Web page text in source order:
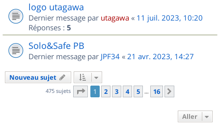
logo utagawa
Dernier message par utagawa « 11 juil. 2023, 10:20
Réponses : 5
Solo&Safe PB
Dernier message par JPF34 « 21 avr. 2023, 14:27
Nouveau sujet
475 sujets Page 1sur
1 2 3 4 5 … 16
Aller